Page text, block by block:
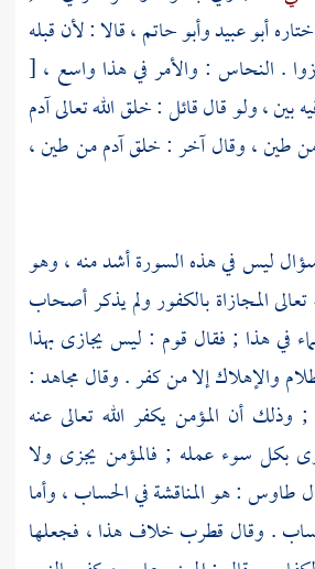
أبو عبيدوأبو حاتم، قالا : لأن قبله
. النحاس : والأمر في هذا واسع ، [
بين ، ولو قال قائل : خلق الله تعالىآدم
طين ، وقال آخر : خلقآدممن طين ،
ليس في هذه السورة أشد منه ، وهو
المجازاة بالكفور ولم يذكر أصحاب
في هذا ; فقال قوم : ليس يجازى بهذا
والإهلاك إلا من كفر . وقالمجاهد:
أن المؤمن يكفر الله تعالى عنه
بكل سوء عمله ; فالمؤمن يجزى ولا
طاوس: هو المناقشة في الحساب ، وأما
. وقال قطربخلاف هذا ، فجعلها